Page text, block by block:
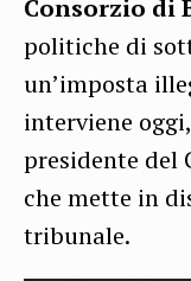
Consorzio di
politiche di
un’imposta
interviene
presidente del
che mette in
tribunale.